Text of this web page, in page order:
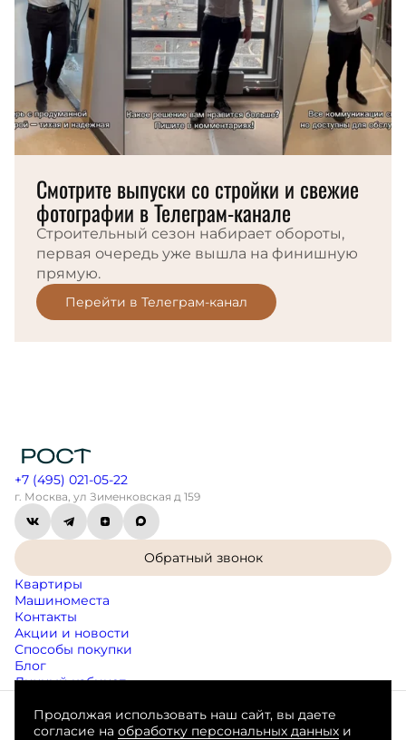
Смотрите выпуски со стройки и свежие
фотографии в Телеграм-канале
Строительный сезон набирает обороты,
первая очередь уже вышла на финишную
прямую.
Перейти в Телеграм-канал
+7 (495) 021-05-22
г. Москва, ул Зименковская д 159
Обратный звонок
Квартиры
Машиноместа
Контакты
Акции и новости
Способы покупки
Блог
Личный кабинет
Согласие на обработку персональных данных
Продолжая использовать наш сайт, вы даете
согласие на обработку персональных данныхи